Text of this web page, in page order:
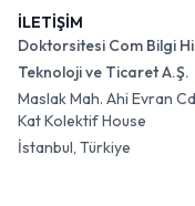
İLETİŞİM
Doktorsitesi Com Bilgi
Teknoloji ve Ticaret A.Ş.
Maslak Mah. Ahi Evran
Kat Kolektif House
İstanbul, Türkiye